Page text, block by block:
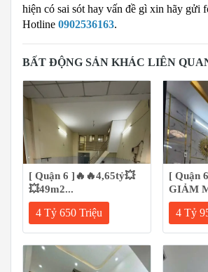
hiện có sai sót hay vấn đề gì xin hãy gửi
Hotline 0902536163.
BẤT ĐỘNG SẢN KHÁC LIÊN
[ Quận 6 ]🔥🔥4,65tỷ💥
💥49m2...
4 Tỷ 650 Triệu
[ Quận
GIẢM
4 Tỷ